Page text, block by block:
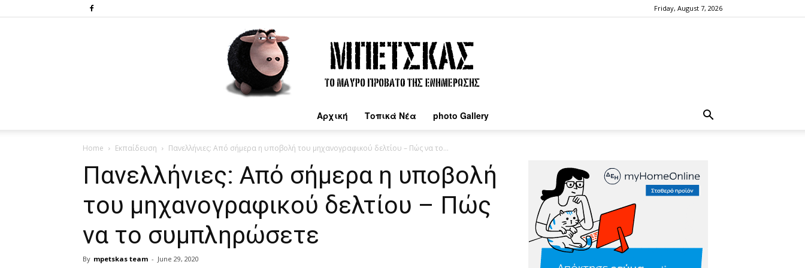
Friday, August 7, 2026
Αρχική Τοπικά Νέα photo Gallery
Home Εκπαίδευση Πανελλήνιες: Από σήμερα η υποβολή του μηχανογραφικού δελτίου – Πώς να το...
Πανελλήνιες: Από σήμερα η υποβολή
του μηχανογραφικού δελτίου – Πώς
να το συμπληρώσετε
By mpetskas team - June 29, 2020